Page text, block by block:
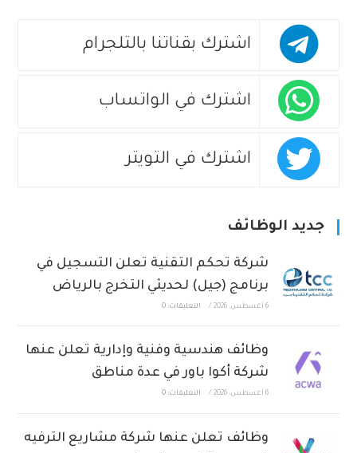
اشترك بقناتنا بالتلجرام
اشترك في الواتساب
اشترك في التويتر
جديد الوظائف
شركة تحكم التقنية تعلن التسجيل في
برنامج (جيل) لحديثي التخرج بالرياض
6 أغسطس، 2026 / التعليقات: 0
وظائف هندسية وفنية وإدارية تعلن عنها
شركة أكوا باور في عدة مناطق
6 أغسطس، 2026 / التعليقات: 0
وظائف تعلن عنها شركة مشاريع الترفيه